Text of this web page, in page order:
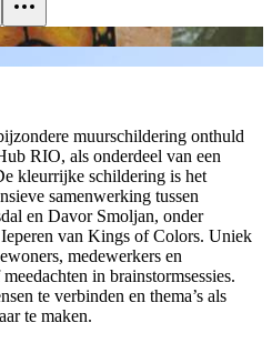
muurschildering onthuld
RIO, als onderdeel van een
kleurrijke schildering is het
samenwerking tussen
en Davor Smoljan, onder
van Kings of Colors. Uniek
medewerkers en
in brainstormsessies.
te verbinden en thema’s als
te maken.